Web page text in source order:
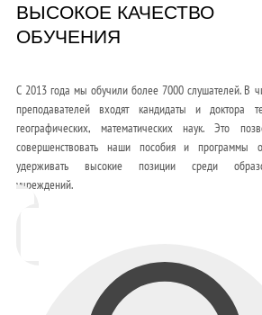
ВЫСОКОЕ КАЧЕСТВО
ОБУЧЕНИЯ
С 2013 года мы обучили более 7000 слушателей. В
преподавателей входят кандидаты и доктора
географических, математических наук. Это
совершенствовать наши пособия и программы
удерживать высокие позиции среди
учреждений.